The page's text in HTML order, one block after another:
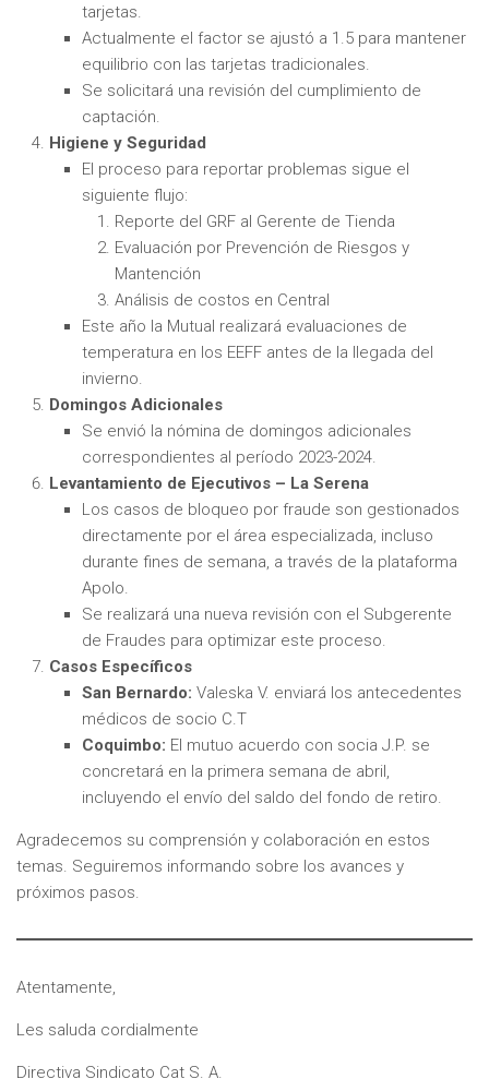
tarjetas.
Actualmente el factor se ajustó a 1.5 para mantener
equilibrio con las tarjetas tradicionales.
Se solicitará una revisión del cumplimiento de
captación.
Higiene y Seguridad
El proceso para reportar problemas sigue el
siguiente flujo:
Reporte del GRF al Gerente de Tienda
Evaluación por Prevención de Riesgos y
Mantención
Análisis de costos en Central
Este año la Mutual realizará evaluaciones de
temperatura en los EEFF antes de la llegada del
invierno.
Domingos Adicionales
Se envió la nómina de domingos adicionales
correspondientes al período 2023-2024.
Levantamiento de Ejecutivos – La Serena
Los casos de bloqueo por fraude son gestionados
directamente por el área especializada, incluso
durante fines de semana, a través de la plataforma
Apolo.
Se realizará una nueva revisión con el Subgerente
de Fraudes para optimizar este proceso.
Casos Específicos
San Bernardo: Valeska V. enviará los antecedentes
médicos de socio C.T
Coquimbo: El mutuo acuerdo con socia J.P. se
concretará en la primera semana de abril,
incluyendo el envío del saldo del fondo de retiro.
Agradecemos su comprensión y colaboración en estos
temas. Seguiremos informando sobre los avances y
próximos pasos.
Atentamente,
Les saluda cordialmente
Directiva Sindicato Cat S. A.